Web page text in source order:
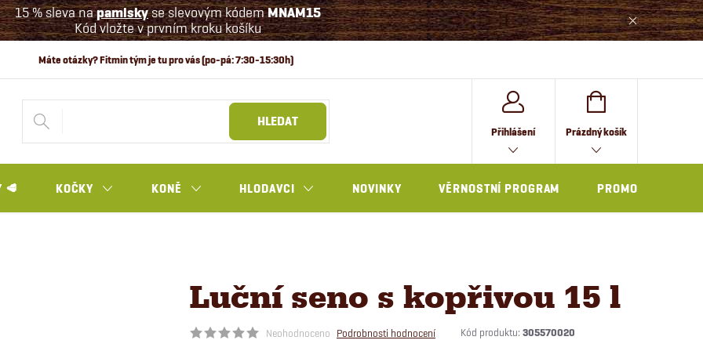
15 % sleva napamlskyse slevovým kódemMNAM15
Kód vložte v prvním kroku košíku
HLEDAT
Přihlášení
NÁKUPNÍ
KOŠÍK
Prázdný košík
🥩 KOČKY KONĚ HLODAVCI NOVINKY VĚRNOSTNÍ PROGRAM PROMO
Luční seno s kopřivou 15 l
Neohodnoceno Podrobnosti hodnocení Kód produktu: 305570020